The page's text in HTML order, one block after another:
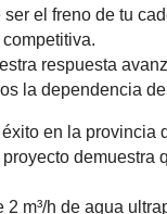
el freno de tu
respuesta
la dependencia
en la provincia
demuestra
2 m³/h de agua